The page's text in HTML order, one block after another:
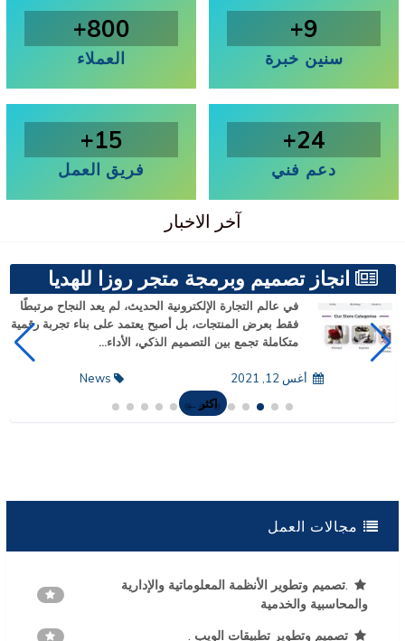
مجالات العمل
.تصميم وتطوير الأنظمة المعلوماتية والإدارية
والمحاسبية والخدمية
9+
سنين خبرة
800+
العملاء
24+
دعم فني
15+
فريق العمل
آخر الاخبار
تمكين أعمال التكنولوجيا المالية في
القطاع التقني بالجمهورية اليمنية
شاركة نانو سوفت للبرمجيات في ورشة عمل ومؤتمر (
تمكين أعمال التكنولوجيا المالية في القطاع التقني
بالجمهورية اليمنية ) الذي اقامه بنك اليمن والكويت في م...
مار 07, 2024
News
اكثر ...